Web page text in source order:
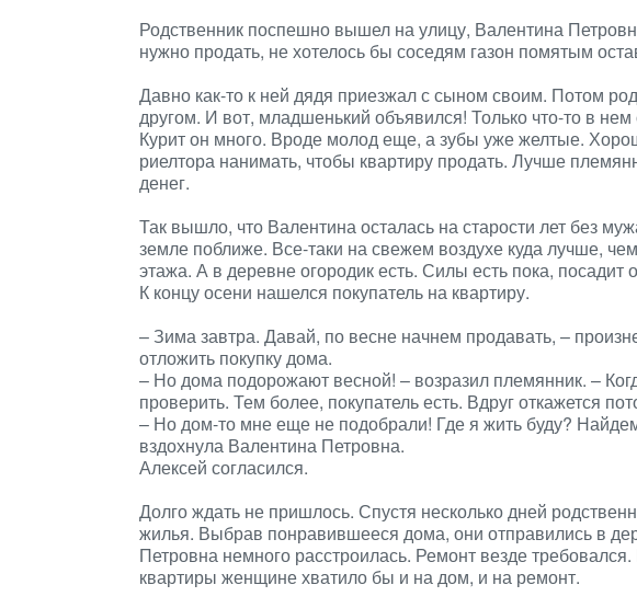
Родственник поспешно вышел на улицу, Валентина
нужно продать, не хотелось бы соседям газон помятым
Давно как-то к ней дядя приезжал с сыном своим. Потом
другом. И вот, младшенький объявился! Только что-то в
Курит он много. Вроде молод еще, а зубы уже желтые.
риелтора нанимать, чтобы квартиру продать. Лучше
денег.
Так вышло, что Валентина осталась на старости лет без
земле поближе. Все-таки на свежем воздухе куда лучше,
этажа. А в деревне огородик есть. Силы есть пока, посадит
К концу осени нашелся покупатель на квартиру.
– Зима завтра. Давай, по весне начнем продавать, –
отложить покупку дома.
– Но дома подорожают весной! – возразил племянник. –
проверить. Тем более, покупатель есть. Вдруг откажется
– Но дом-то мне еще не подобрали! Где я жить буду?
вздохнула Валентина Петровна.
Алексей согласился.
Долго ждать не пришлось. Спустя несколько дней
жилья. Выбрав понравившееся дома, они отправились в
Петровна немного расстроилась. Ремонт везде
квартиры женщине хватило бы и на дом, и на ремонт.